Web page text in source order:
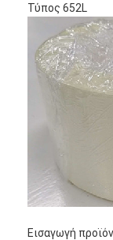
Τύπος 652L
Εισαγωγή